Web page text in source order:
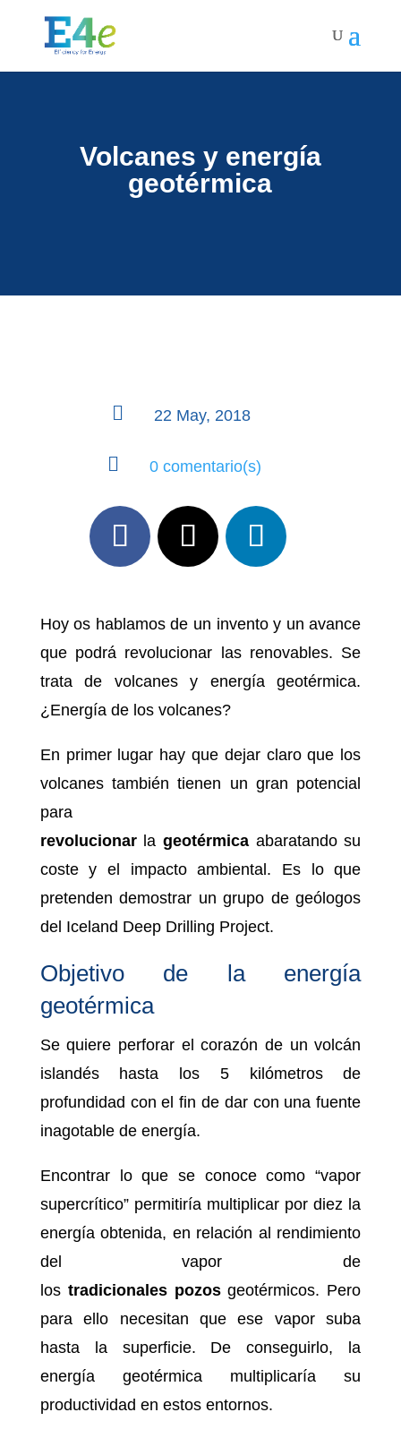
Volcanes y energía
geotérmica
 22 May, 2018
 0 comentario(s)
Hoy os hablamos de un invento y un avance
que podrá revolucionar las renovables. Se
trata de volcanes y energía geotérmica.
¿Energía de los volcanes?
En primer lugar hay que dejar claro que los
volcanes también tienen un gran potencial
para
revolucionarla geotérmica abaratando su
coste y el impacto ambiental. Es lo que
pretenden demostrar un grupo de geólogos
del Iceland Deep Drilling Project.
Objetivo de la energía
geotérmica
Se quiere perforar el corazón de un volcán
islandés hasta los 5 kilómetros de
profundidad con el fin de dar con una fuente
inagotable de energía.
Encontrar lo que se conoce como “vapor
supercrítico” permitiría multiplicar por diez la
energía obtenida, en relación al rendimiento
del vapor de
los tradicionales pozosgeotérmicos. Pero
para ello necesitan que ese vapor suba
hasta la superficie. De conseguirlo, la
energía geotérmica multiplicaría su
productividad en estos entornos.